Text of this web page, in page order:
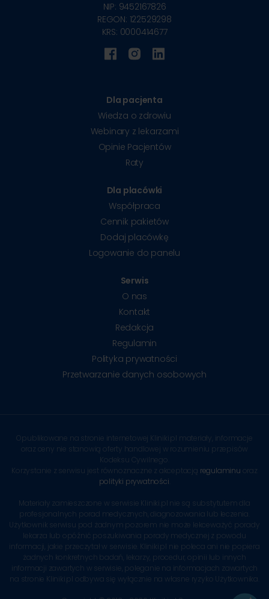
NIP: 9452167826
REGON: 122529298
KRS: 0000414677
Dla pacjenta
Wiedza o zdrowiu
Webinary z lekarzami
Opinie Pacjentów
Raty
Dla placówki
Współpraca
Cennik pakietów
Dodaj placówkę
Logowanie do panelu
Serwis
O nas
Kontakt
Redakcja
Regulamin
Polityka prywatności
Przetwarzanie danych osobowych
Opublikowane na stronie internetowej Kliniki.pl materiały, informacje
oraz ceny nie stanowią oferty handlowej w rozumieniu przepisów
Kodeksu Cywilnego.
Korzystanie z serwisu jest równoznaczne z akceptacją regulaminu oraz
polityki prywatności
Materiały zamieszczone w serwisie Kliniki.pl nie są substytutem dla
profesjonalnych porad medycznych, diagnozowania lub leczenia.
Użytkownik serwisu pod żadnym pozorem nie może lekceważyć porady
lekarza lub opóźnić poszukiwania porady medycznej z powodu
informacji, jakie przeczytał w serwisie. Kliniki.pl nie poleca ani nie popiera
żadnych konkretnych badań, lekarzy, procedur, opinii lub innych
informacji zawartych w serwisie, poleganie na informacjach zawartych
na stronie Kliniki.pl odbywa się wyłącznie na własne ryzyko Użytkownika.